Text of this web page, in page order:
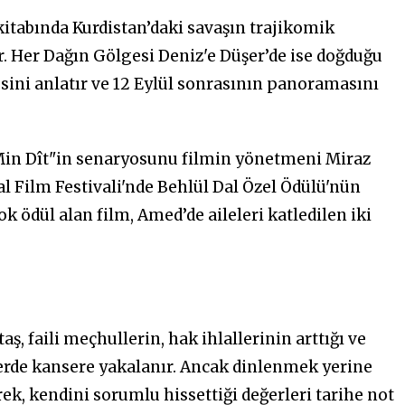
Kurdistan’daki savaşın trajikomik
Dağın Gölgesi Deniz'e Düşer’de ise doğduğu
anlatır ve 12 Eylül sonrasının panoramasını
Dît"in senaryosunu filmin yönetmeni Miraz
Film Festivali'nde Behlül Dal Özel Ödülü'nün
ödül alan film, Amed’de aileleri katledilen iki
faili meçhullerin, hak ihlallerinin arttığı ve
kansere yakalanır. Ancak dinlenmek yerine
kendini sorumlu hissettiği değerleri tarihe not